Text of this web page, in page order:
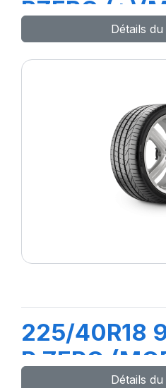
PZERO
Détails
225/40R18
P ZERO
Détails